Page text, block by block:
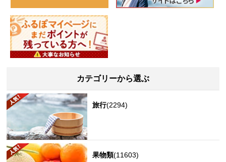
カテゴリーから選ぶ
旅行(2294)
果物類(11603)